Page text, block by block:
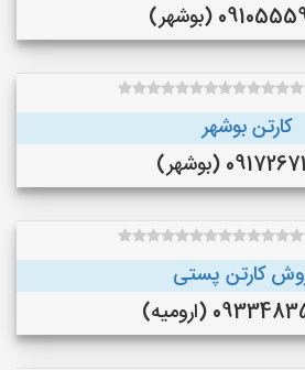
(بوشهر)
کارتن بوشهر
(بوشهر)
کارتن پستی
(ارومیه)